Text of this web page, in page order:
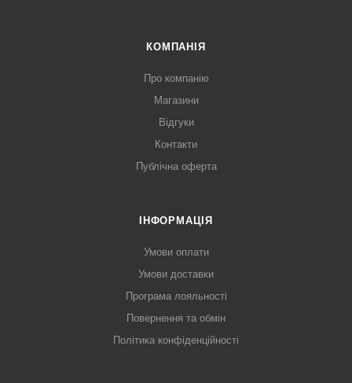
КОМПАНІЯ
Про компанію
Магазини
Відгуки
Контакти
Публічна оферта
ІНФОРМАЦІЯ
Умови оплати
Умови доставки
Програма лояльності
Повернення та обмін
Політика конфіденційності